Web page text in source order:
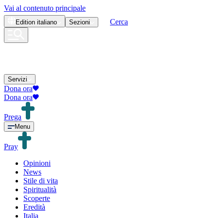
Vai al contenuto principale
Edition italiano Sezioni Cerca
Servizi
Dona ora
Dona ora
Prega
Menu
Pray
Opinioni
News
Stile di vita
Spiritualità
Scoperte
Eredità
Italia